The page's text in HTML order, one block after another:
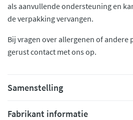
als aanvullende ondersteuning en
de verpakking vervangen.
Bij vragen over allergenen of
gerust contact met ons op.
Samenstelling
Fabrikant informatie